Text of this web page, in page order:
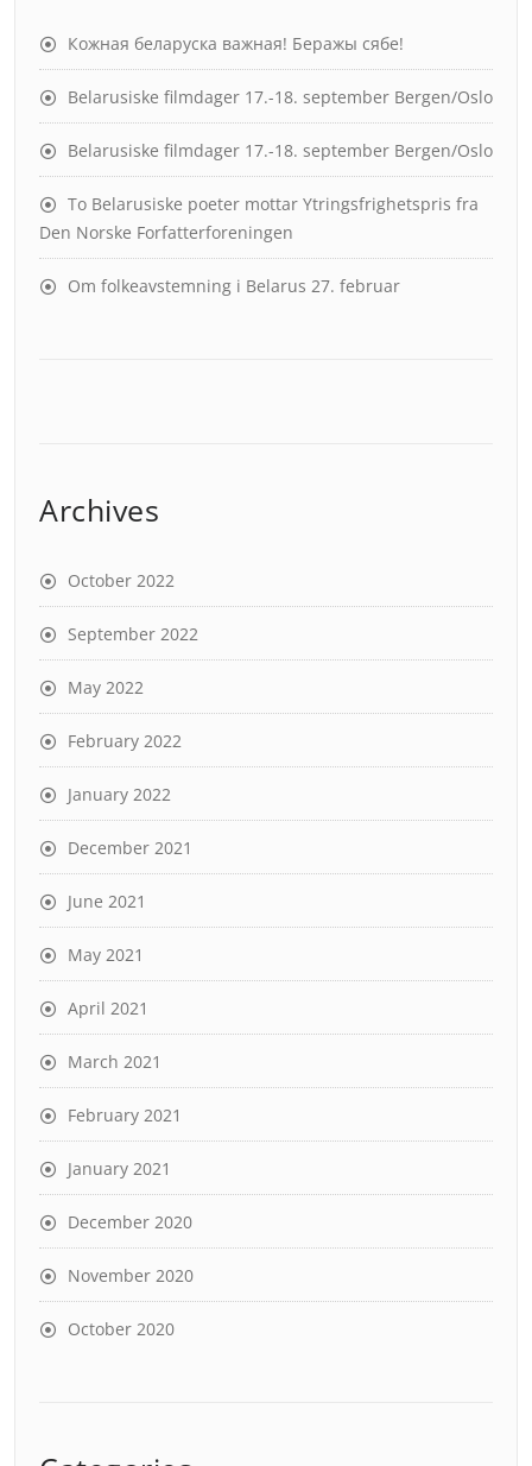
Кожная беларуска важная! Беражы сябе!
Belarusiske filmdager 17.-18. september Bergen/Oslo
Belarusiske filmdager 17.-18. september Bergen/Oslo
To Belarusiske poeter mottar Ytringsfrighetspris fra
Den Norske Forfatterforeningen
Om folkeavstemning i Belarus 27. februar
Archives
October 2022
September 2022
May 2022
February 2022
January 2022
December 2021
June 2021
May 2021
April 2021
March 2021
February 2021
January 2021
December 2020
November 2020
October 2020